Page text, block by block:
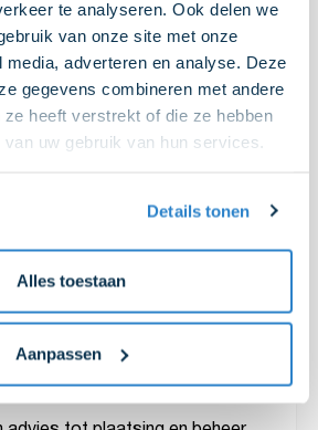
te analyseren. Ook delen we
van onze site met onze
adverteren en analyse. Deze
gegevens combineren met andere
ze heeft verstrekt of die ze hebben
uw gebruik van hun services.
Details tonen
Alles toestaan
Aanpassen
is op de weg en routes
kunnen worden.
– als vaste partner – mogen
deze duurzame stappen. De
klant bij AVIA Marees en
laadoplossing(en)breiden we
nu verder uit.
welke
past bij jouw